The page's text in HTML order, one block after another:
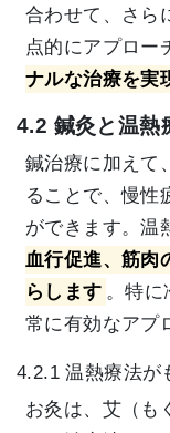
合わせて、さら
点的にアプロー
ナルな治療を実
4.2 鍼灸と温熱
鍼治療に加えて
ることで、慢性
ができます。温
血行促進、筋肉
らします 。特に
常に有効なアプ
4.2.1 温熱療法が
お灸は、艾（も